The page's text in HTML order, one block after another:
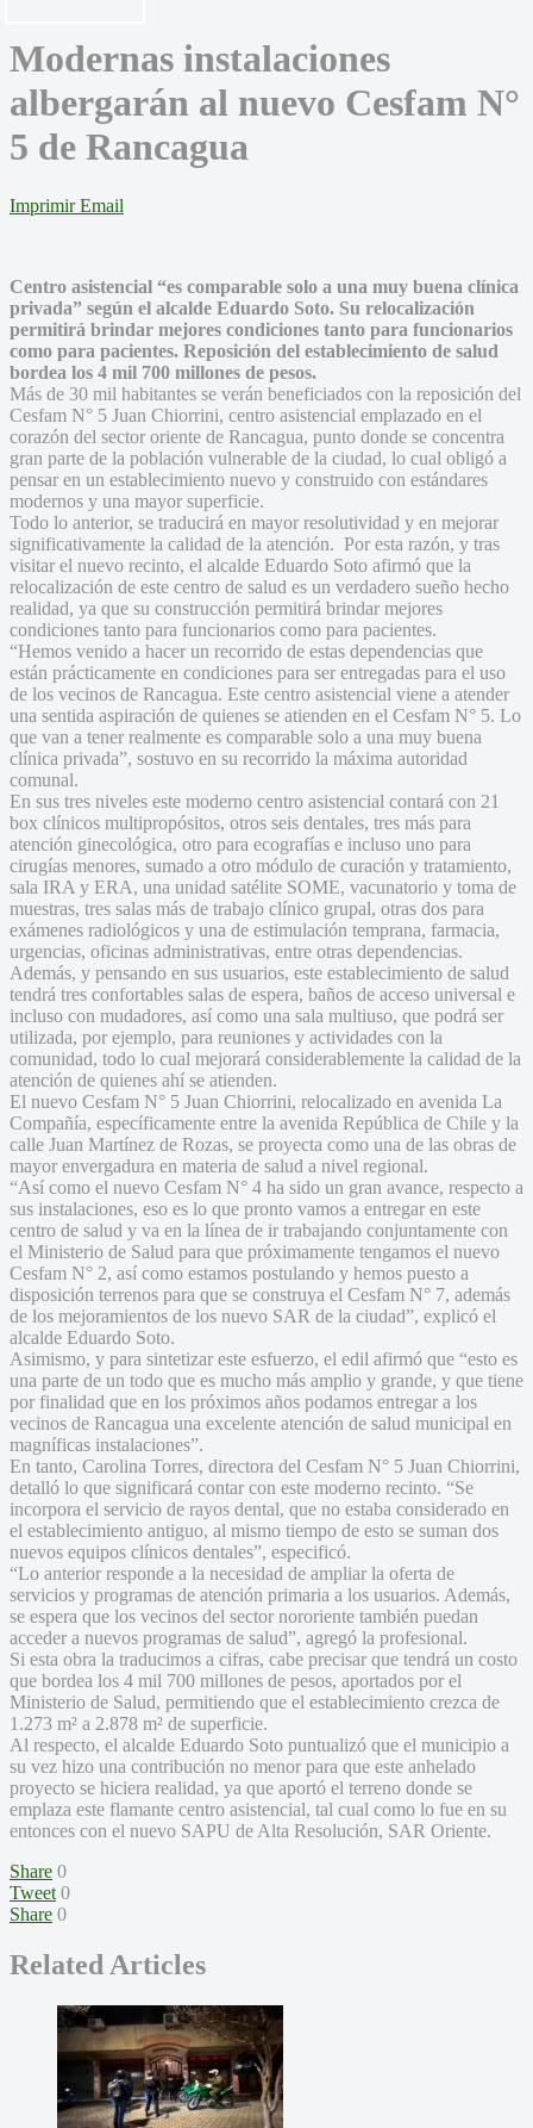
Modernas instalaciones
albergarán al nuevo Cesfam N°
5 de Rancagua
Imprimir Email
Centro asistencial “es comparable solo a una muy buena clínica
privada” según el alcalde Eduardo Soto. Su relocalización
permitirá brindar mejores condiciones tanto para funcionarios
como para pacientes. Reposición del establecimiento de salud
bordea los 4 mil 700 millones de pesos.
Más de 30 mil habitantes se verán beneficiados con la reposición del
Cesfam N° 5 Juan Chiorrini, centro asistencial emplazado en el
corazón del sector oriente de Rancagua, punto donde se concentra
gran parte de la población vulnerable de la ciudad, lo cual obligó a
pensar en un establecimiento nuevo y construido con estándares
modernos y una mayor superficie.
Todo lo anterior, se traducirá en mayor resolutividad y en mejorar
significativamente la calidad de la atención. Por esta razón, y tras
visitar el nuevo recinto, el alcalde Eduardo Soto afirmó que la
relocalización de este centro de salud es un verdadero sueño hecho
realidad, ya que su construcción permitirá brindar mejores
condiciones tanto para funcionarios como para pacientes.
“Hemos venido a hacer un recorrido de estas dependencias que
están prácticamente en condiciones para ser entregadas para el uso
de los vecinos de Rancagua. Este centro asistencial viene a atender
una sentida aspiración de quienes se atienden en el Cesfam N° 5. Lo
que van a tener realmente es comparable solo a una muy buena
clínica privada”, sostuvo en su recorrido la máxima autoridad
comunal.
En sus tres niveles este moderno centro asistencial contará con 21
box clínicos multipropósitos, otros seis dentales, tres más para
atención ginecológica, otro para ecografías e incluso uno para
cirugías menores, sumado a otro módulo de curación y tratamiento,
sala IRA y ERA, una unidad satélite SOME, vacunatorio y toma de
muestras, tres salas más de trabajo clínico grupal, otras dos para
exámenes radiológicos y una de estimulación temprana, farmacia,
urgencias, oficinas administrativas, entre otras dependencias.
Además, y pensando en sus usuarios, este establecimiento de salud
tendrá tres confortables salas de espera, baños de acceso universal e
incluso con mudadores, así como una sala multiuso, que podrá ser
utilizada, por ejemplo, para reuniones y actividades con la
comunidad, todo lo cual mejorará considerablemente la calidad de la
atención de quienes ahí se atienden.
El nuevo Cesfam N° 5 Juan Chiorrini, relocalizado en avenida La
Compañía, específicamente entre la avenida República de Chile y la
calle Juan Martínez de Rozas, se proyecta como una de las obras de
mayor envergadura en materia de salud a nivel regional.
“Así como el nuevo Cesfam N° 4 ha sido un gran avance, respecto a
sus instalaciones, eso es lo que pronto vamos a entregar en este
centro de salud y va en la línea de ir trabajando conjuntamente con
el Ministerio de Salud para que próximamente tengamos el nuevo
Cesfam N° 2, así como estamos postulando y hemos puesto a
disposición terrenos para que se construya el Cesfam N° 7, además
de los mejoramientos de los nuevo SAR de la ciudad”, explicó el
alcalde Eduardo Soto.
Asimismo, y para sintetizar este esfuerzo, el edil afirmó que “esto es
una parte de un todo que es mucho más amplio y grande, y que tiene
por finalidad que en los próximos años podamos entregar a los
vecinos de Rancagua una excelente atención de salud municipal en
magníficas instalaciones”.
En tanto, Carolina Torres, directora del Cesfam N° 5 Juan Chiorrini,
detalló lo que significará contar con este moderno recinto. “Se
incorpora el servicio de rayos dental, que no estaba considerado en
el establecimiento antiguo, al mismo tiempo de esto se suman dos
nuevos equipos clínicos dentales”, especificó.
“Lo anterior responde a la necesidad de ampliar la oferta de
servicios y programas de atención primaria a los usuarios. Además,
se espera que los vecinos del sector nororiente también puedan
acceder a nuevos programas de salud”, agregó la profesional.
Si esta obra la traducimos a cifras, cabe precisar que tendrá un costo
que bordea los 4 mil 700 millones de pesos, aportados por el
Ministerio de Salud, permitiendo que el establecimiento crezca de
1.273 m² a 2.878 m² de superficie.
Al respecto, el alcalde Eduardo Soto puntualizó que el municipio a
su vez hizo una contribución no menor para que este anhelado
proyecto se hiciera realidad, ya que aportó el terreno donde se
emplaza este flamante centro asistencial, tal cual como lo fue en su
entonces con el nuevo SAPU de Alta Resolución, SAR Oriente.
Share 0
Tweet 0
Share 0
Related Articles